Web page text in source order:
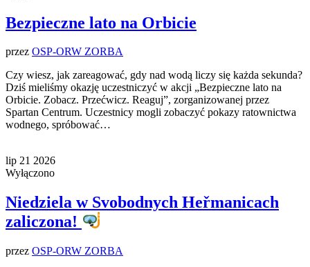
Bezpieczne lato na Orbicie
przez OSP-ORW ZORBA
Czy wiesz, jak zareagować, gdy nad wodą liczy się każda sekunda?
Dziś mieliśmy okazję uczestniczyć w akcji „Bezpieczne lato na
Orbicie. Zobacz. Przećwicz. Reaguj”, zorganizowanej przez
Spartan Centrum. Uczestnicy mogli zobaczyć pokazy ratownictwa
wodnego, spróbować…
lip 21 2026
Wyłączono
Niedziela w Svobodnych Heřmanicach
zaliczona!
przez OSP-ORW ZORBA